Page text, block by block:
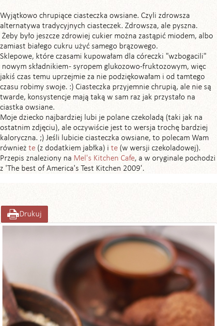
Wyjątkowo chrupiące ciasteczka owsiane. Czyli zdrowsza
alternatywa tradycyjnych ciasteczek. Zdrowsza, ale pyszna.
Żeby było jeszcze zdrowiej cukier można zastąpić miodem, albo
zamiast białego cukru użyć samego brązowego.
Sklepowe, które czasami kupowałam dla córeczki "wzbogacili"
nowym składnikiem - syropem glukozowo-fruktozowym, więc
jakiś czas temu uprzejmie za nie podziękowałam i od tamtego
czasu robimy swoje. :) Ciasteczka przyjemnie chrupią, ale nie są
twarde, konsystencje mają taką w sam raz jak przystało na
ciastka owsiane.
Moje dziecko najbardziej lubi je polane czekoladą (taki jak na
ostatnim zdjęciu), ale oczywiście jest to wersja trochę bardziej
kaloryczna. ;) Jeśli lubicie ciasteczka owsiane, to polecam Wam
również te (z dodatkiem jabłka) i te (w wersji czekoladowej).
Przepis znaleziony na Mel's Kitchen Cafe, a w oryginale pochodzi
z 'The best of America's Test Kitchen 2009'.
Drukuj